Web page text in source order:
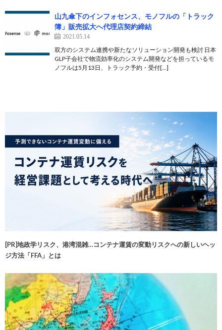
山九傘下のインフォセンス、モノフルの「トラック
簿」販売拡大へ代理店契約締結
2021.05.14
双方のシステム連携や新たなソリューション開発も検討 日本
GLP子会社で物流効率化のシステム開発などを担っているモ
ノフルは5月13日、トラック予約・受付[…]
[PR]地政学リスク、港湾混雑…コンテナ運賃の変動リスクへの新しいヘッ
ジ方法「FFA」とは